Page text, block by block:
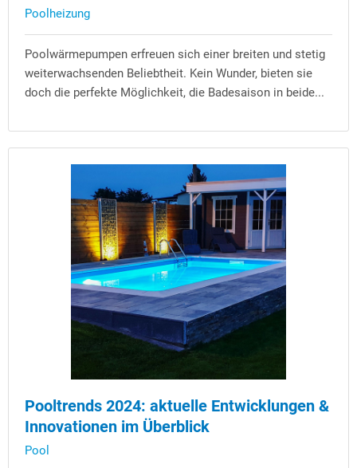
Poolheizung
Poolwärmepumpen erfreuen sich einer breiten und stetig
weiterwachsenden Beliebtheit. Kein Wunder, bieten sie
doch die perfekte Möglichkeit, die Badesaison in beide...
Pooltrends 2024: aktuelle Entwicklungen &
Innovationen im Überblick
Pool